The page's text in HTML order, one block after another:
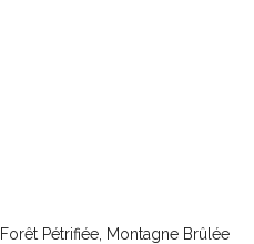
Pétrifiée, Montagne Brûlée